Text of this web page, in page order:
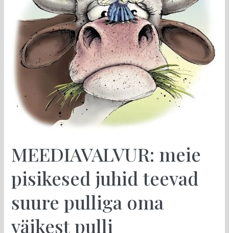
MEEDIAVALVUR: meie
pisikesed juhid teevad
suure pulliga oma
väikest pulli
teevad
pulliga
oma
väikest